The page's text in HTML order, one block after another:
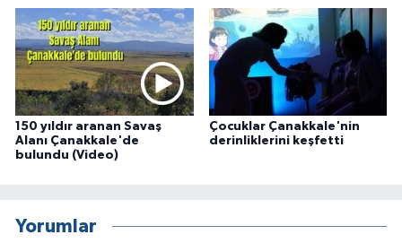
150 yıldır aranan Savaş
Alanı Çanakkale'de
bulundu (Video)
Çocuklar Çanakkale'nin
derinliklerini keşfetti
Yorumlar